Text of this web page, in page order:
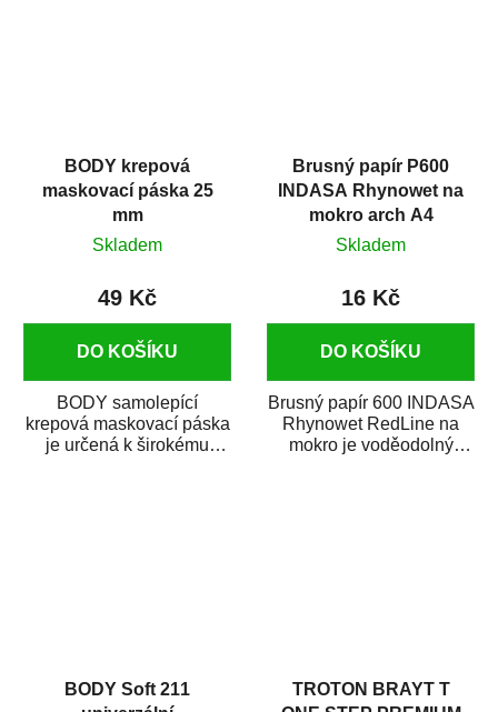
BODY krepová
maskovací páska 25
mm
Skladem
49 Kč
DO KOŠÍKU
BODY samolepící
krepová maskovací páska
je určená k širokému
Brusný papír P600
INDASA Rhynowet na
mokro arch A4
Skladem
16 Kč
DO KOŠÍKU
Brusný papír 600 INDASA
Rhynowet RedLine na
mokro je voděodolný
BODY Soft 211
TROTON BRAYT T